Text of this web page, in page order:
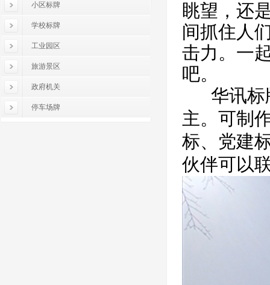
小区标牌
学校标牌
工业园区
旅游景区
政府机关
停车场牌
眺望，还
间抓住人
击力。一
吧。
华讯标
主。可制
标、党建
伙伴可以